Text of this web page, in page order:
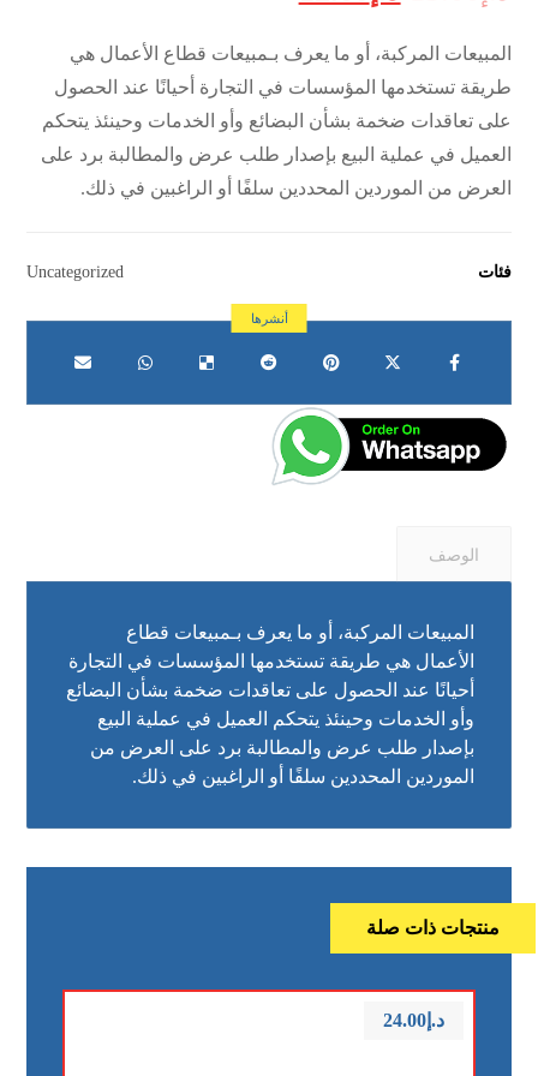
المبيعات المركبة، أو ما يعرف بـمبيعات قطاع الأعمال هي
طريقة تستخدمها المؤسسات في التجارة أحيانًا عند الحصول
على تعاقدات ضخمة بشأن البضائع وأو الخدمات وحينئذ يتحكم
العميل في عملية البيع بإصدار طلب عرض والمطالبة برد على
العرض من الموردين المحددين سلفًا أو الراغبين في ذلك.
فئات Uncategorized
الوصف
المبيعات المركبة، أو ما يعرف بـمبيعات قطاع
الأعمال هي طريقة تستخدمها المؤسسات في التجارة
أحيانًا عند الحصول على تعاقدات ضخمة بشأن البضائع
وأو الخدمات وحينئذ يتحكم العميل في عملية البيع
بإصدار طلب عرض والمطالبة برد على العرض من
الموردين المحددين سلفًا أو الراغبين في ذلك.
منتجات ذات صلة
د.إ24.00